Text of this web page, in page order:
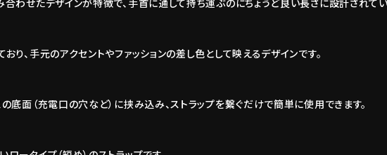
り、手元のアクセントやファッションの差し色として映えるデザインです。
底面（充電口の穴など）に挟み込み、ストラップを繋ぐだけで簡単に使用できます。